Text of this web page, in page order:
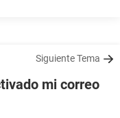
Siguiente Tema
mi correo